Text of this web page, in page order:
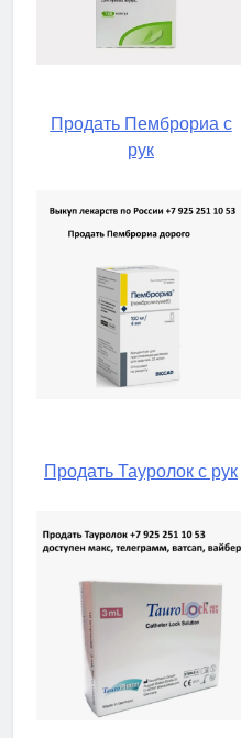
Продать Пемброриа с
рук
Продать Тауролок с рук